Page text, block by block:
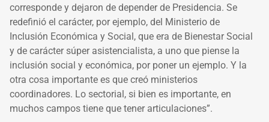
corresponde y dejaron de depender de Presidencia. Se
redefinió el carácter, por ejemplo, del Ministerio de
Inclusión Económica y Social, que era de Bienestar Social
y de carácter súper asistencialista, a uno que piense la
inclusión social y económica, por poner un ejemplo. Y la
otra cosa importante es que creó ministerios
coordinadores. Lo sectorial, si bien es importante, en
muchos campos tiene que tener articulaciones”.